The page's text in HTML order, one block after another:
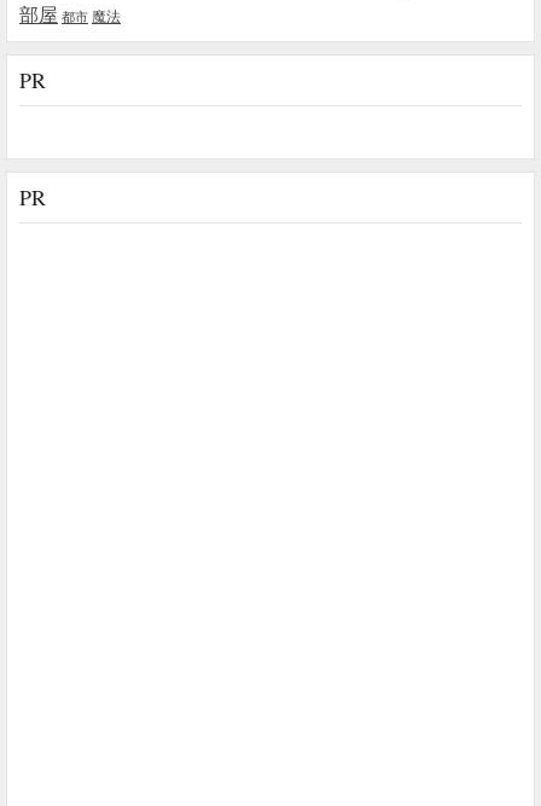
部屋 都市 魔法
PR
PR